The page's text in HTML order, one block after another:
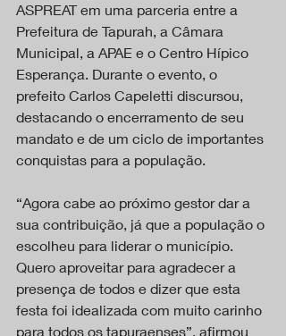
ASPREAT em uma parceria entre a
Prefeitura de Tapurah, a Câmara
Municipal, a APAE e o Centro Hípico
Esperança. Durante o evento, o
prefeito Carlos Capeletti discursou,
destacando o encerramento de seu
mandato e de um ciclo de importantes
conquistas para a população.
“Agora cabe ao próximo gestor dar a
sua contribuição, já que a população o
escolheu para liderar o município.
Quero aproveitar para agradecer a
presença de todos e dizer que esta
festa foi idealizada com muito carinho
para todos os tapuraenses”, afirmou